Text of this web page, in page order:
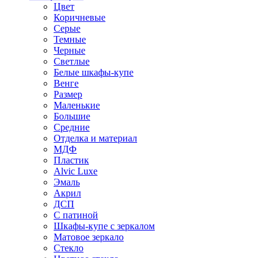
Цвет
Коричневые
Серые
Темные
Черные
Светлые
Белые шкафы-купе
Венге
Размер
Маленькие
Большие
Средние
Отделка и материал
МДФ
Пластик
Alvic Luxe
Эмаль
Акрил
ДСП
С патиной
Шкафы-купе с зеркалом
Матовое зеркало
Стекло